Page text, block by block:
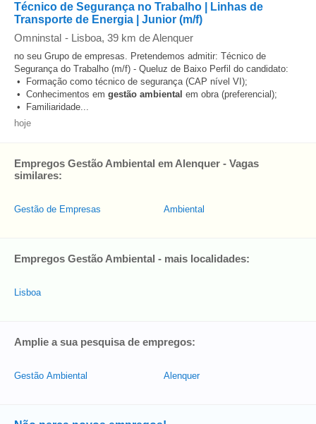
Técnico de Segurança no Trabalho | Linhas de
Transporte de Energia | Junior (m/f)
Omninstal - Lisboa, 39 km de Alenquer
no seu Grupo de empresas. Pretendemos admitir: Técnico de
Segurança do Trabalho (m/f) - Queluz de Baixo Perfil do candidato:
• Formação como técnico de segurança (CAP nível VI);
• Conhecimentos em gestão ambiental em obra (preferencial);
• Familiaridade...
hoje
Empregos Gestão Ambiental em Alenquer - Vagas
similares:
Gestão de Empresas Ambiental
Empregos Gestão Ambiental - mais localidades:
Lisboa
Amplie a sua pesquisa de empregos:
Gestão Ambiental Alenquer